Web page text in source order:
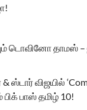
டொவினோ தாமஸ் –
ஸ்டார் விஜயில்
பிக் பாஸ் தமிழ் 10!